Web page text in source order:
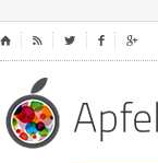
⌂    